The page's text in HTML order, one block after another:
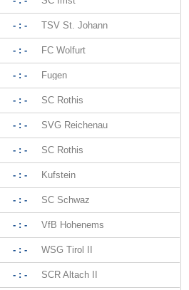
- : - TSV St. Johann
- : - FC Wolfurt
- : - Fugen
- : - SC Rothis
- : - SVG Reichenau
- : - SC Rothis
- : - Kufstein
- : - SC Schwaz
- : - VfB Hohenems
- : - WSG Tirol II
- : - SCR Altach II